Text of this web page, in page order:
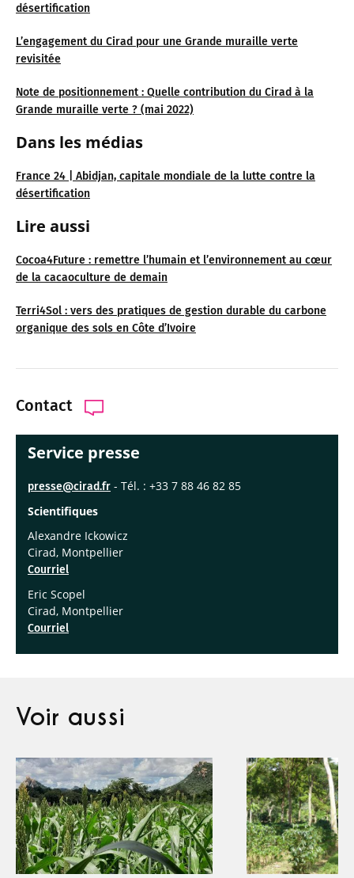
désertification
L’engagement du Cirad pour une Grande muraille verte
revisitée
Note de positionnement : Quelle contribution du Cirad à la
Grande muraille verte ? (mai 2022)
Dans les médias
France 24 | Abidjan, capitale mondiale de la lutte contre la
désertification
Lire aussi
Cocoa4Future : remettre l’humain et l’environnement au cœur
de la cacaoculture de demain
Terri4Sol : vers des pratiques de gestion durable du carbone
organique des sols en Côte d’Ivoire
Contact
Service presse
presse@cirad.fr - Tél. : +33 7 88 46 82 85
Scientifiques
Alexandre Ickowicz
Cirad, Montpellier
Courriel
Eric Scopel
Cirad, Montpellier
Courriel
Voir aussi